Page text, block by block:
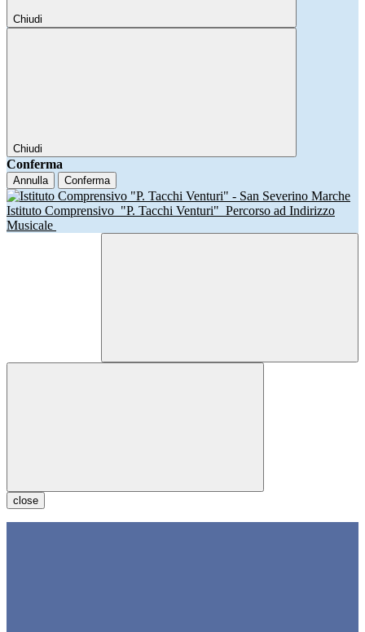
Chiudi
Chiudi
Conferma
Annulla Conferma
Istituto Comprensivo "P. Tacchi Venturi" Percorso ad Indirizzo
Musicale
close